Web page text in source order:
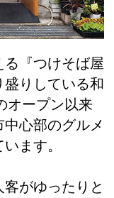
る『つけそば屋
りしている和
オープン以来
心部のグルメ
ます。
がゆったりと